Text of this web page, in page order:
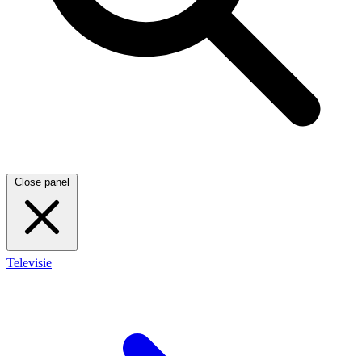
Close panel
Televisie